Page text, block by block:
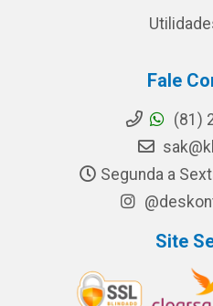
Fale
(81)
Segunda a
Site